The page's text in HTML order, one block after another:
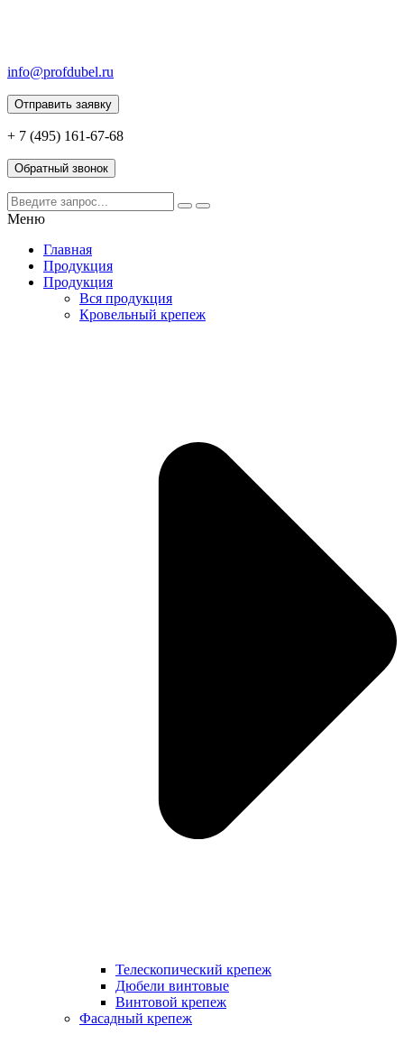
info@profdubel.ru
Отправить заявку
+ 7 (495) 161-67-68
Обратный звонок
Меню
Главная
Продукция
Продукция
Вся продукция
Кровельный крепеж
Телескопический крепеж
Дюбели винтовые
Винтовой крепеж
Фасадный крепеж